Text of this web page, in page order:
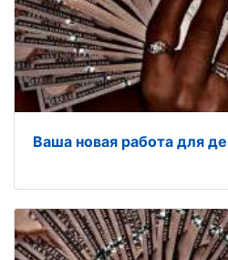
Ваша новая работа для